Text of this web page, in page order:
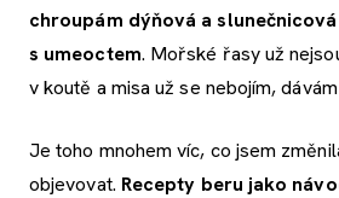
chroupám dýňová a
s umeoctem. Mořské řasy už
v koutě a misa už se nebojím,
Je toho mnohem víc, co jsem
objevovat. Recepty beru jako